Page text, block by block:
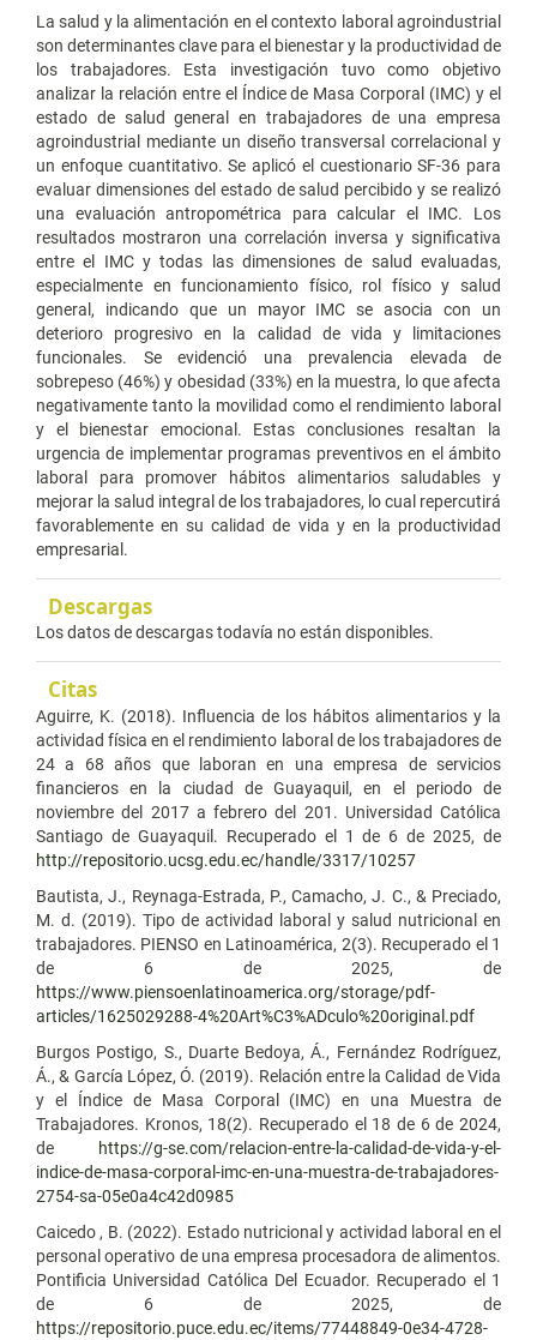
La salud y la alimentación en el contexto laboral agroindustrial
son determinantes clave para el bienestar y la productividad de
los trabajadores. Esta investigación tuvo como objetivo
analizar la relación entre el Índice de Masa Corporal (IMC) y el
estado de salud general en trabajadores de una empresa
agroindustrial mediante un diseño transversal correlacional y
un enfoque cuantitativo. Se aplicó el cuestionario SF-36 para
evaluar dimensiones del estado de salud percibido y se realizó
una evaluación antropométrica para calcular el IMC. Los
resultados mostraron una correlación inversa y significativa
entre el IMC y todas las dimensiones de salud evaluadas,
especialmente en funcionamiento físico, rol físico y salud
general, indicando que un mayor IMC se asocia con un
deterioro progresivo en la calidad de vida y limitaciones
funcionales. Se evidenció una prevalencia elevada de
sobrepeso (46%) y obesidad (33%) en la muestra, lo que afecta
negativamente tanto la movilidad como el rendimiento laboral
y el bienestar emocional. Estas conclusiones resaltan la
urgencia de implementar programas preventivos en el ámbito
laboral para promover hábitos alimentarios saludables y
mejorar la salud integral de los trabajadores, lo cual repercutirá
favorablemente en su calidad de vida y en la productividad
empresarial.
Descargas
Los datos de descargas todavía no están disponibles.
Citas
Aguirre, K. (2018). Influencia de los hábitos alimentarios y la
actividad física en el rendimiento laboral de los trabajadores de
24 a 68 años que laboran en una empresa de servicios
financieros en la ciudad de Guayaquil, en el periodo de
noviembre del 2017 a febrero del 201. Universidad Católica
Santiago de Guayaquil. Recuperado el 1 de 6 de 2025, de
http://repositorio.ucsg.edu.ec/handle/3317/10257
Bautista, J., Reynaga-Estrada, P., Camacho, J. C., & Preciado,
M. d. (2019). Tipo de actividad laboral y salud nutricional en
trabajadores. PIENSO en Latinoamérica, 2(3). Recuperado el 1
de 6 de 2025, de
https://www.piensoenlatinoamerica.org/storage/pdf-
articles/1625029288-4%20Art%C3%ADculo%20original.pdf
Burgos Postigo, S., Duarte Bedoya, Á., Fernández Rodríguez,
Á., & García López, Ó. (2019). Relación entre la Calidad de Vida
y el Índice de Masa Corporal (IMC) en una Muestra de
Trabajadores. Kronos, 18(2). Recuperado el 18 de 6 de 2024,
de
https://g-se.com/relacion-entre-la-calidad-de-vida-y-el-
indice-de-masa-corporal-imc-en-una-muestra-de-trabajadores-
2754-sa-05e0a4c42d0985
Caicedo , B. (2022). Estado nutricional y actividad laboral en el
personal operativo de una empresa procesadora de alimentos.
Pontificia Universidad Católica Del Ecuador. Recuperado el 1
de 6 de 2025, de
https://repositorio.puce.edu.ec/items/77448849-0e34-4728-